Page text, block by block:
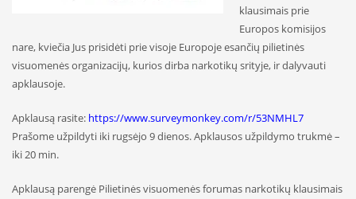
klausimais prie
Europos komisijos
nare, kviečia Jus prisidėti prie visoje Europoje esančių pilietinės
visuomenės organizacijų, kurios dirba narkotikų srityje, ir dalyvauti
apklausoje.
Apklausą rasite: https://www.surveymonkey.com/r/53NMHL7
Prašome užpildyti iki rugsėjo 9 dienos. Apklausos užpildymo trukmė –
iki 20 min.
Apklausą parengė Pilietinės visuomenės forumas narkotikų klausimais